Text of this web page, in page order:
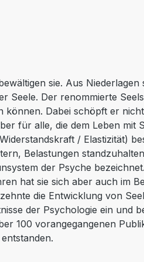
sie. Aus
Seele. Der renommierte
können. Dabei schöpft er
für alle, die dem Leben
/ Elastizität)
Belastungen
der Psyche
hat sie sich aber auch im
die Entwicklung von
der Psychologie ein und
100 vorangegangenen